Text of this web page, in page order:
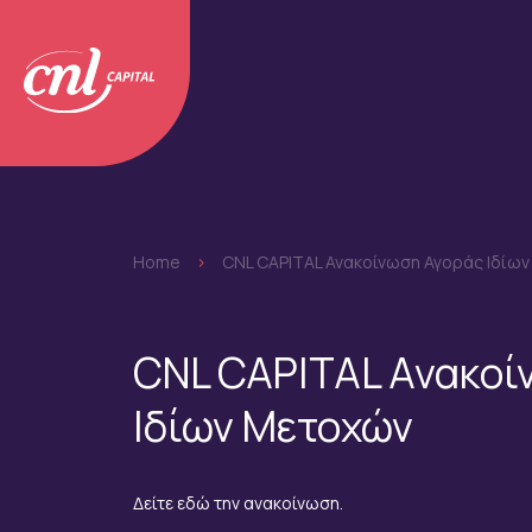
Home > CNL CAPITAL Ανακοίνωση Αγοράς
CNL CAPITAL
Ιδίων Μετοχών
Δείτε εδώ την ανακοίνωση.